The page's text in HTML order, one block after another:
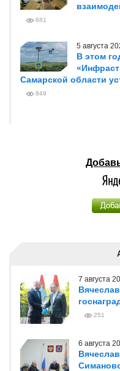
681
5 августа
В этом
Самарской области
849
7 августа
251
6 августа